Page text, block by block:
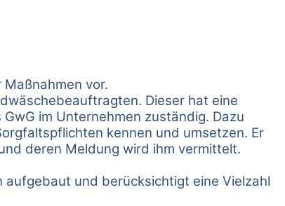
vor.
Dieser hat eine
im Unternehmen zuständig. Dazu
kennen und umsetzen. Er
deren Meldung wird ihm vermittelt.
und berücksichtigt eine Vielzahl